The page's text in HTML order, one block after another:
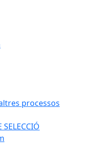
processos
SELECCIÓ